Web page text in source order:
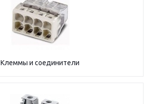
Клеммы и соединители